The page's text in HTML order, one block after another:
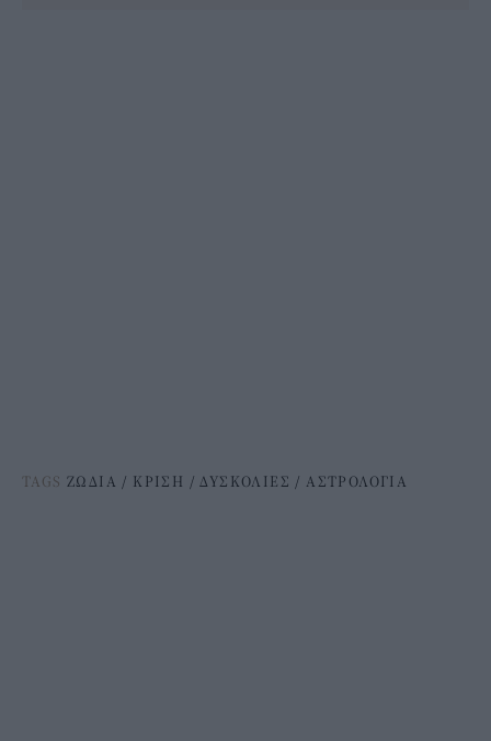
TAGS ΖΩΔΙΑ / ΚΡΙΣΗ / ΔΥΣΚΟΛΙΕΣ / ΑΣΤΡΟΛΟΓΙΑ